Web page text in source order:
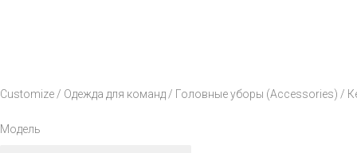
Customize / Одежда для команд / Головные уборы (Accessories) /
Модель